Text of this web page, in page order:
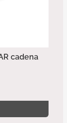
cadena